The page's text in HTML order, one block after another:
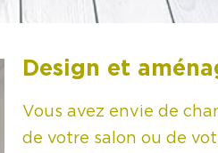
Design et
Vous avez envie de
de votre salon ou de